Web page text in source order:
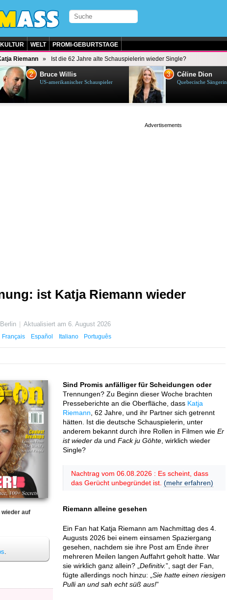
KULTUR WELT PROMI-GEBURTSTAGE
Riemann Ist die 62 Jahre alte Schauspielerin wieder Single?
2 Bruce Willis
US-amerikanischer Schauspieler
3 Céline Dion
Quebecische Sängerin
ist Katja Riemann wieder
Berlin Aktualisiert am6. August 2026
Français Español Italiano Português
wieder auf
.
Sind Promis anfälliger für Scheidungen oder
Trennungen? Zu Beginn dieser Woche brachten
Presseberichte an die Oberfläche, dass Katja
Riemann , 62 Jahre, und ihr Partner sich getrennt
hätten. Ist die deutsche Schauspielerin, unter
anderem bekannt durch ihre Rollen in Filmen wie Er
ist wieder da und Fack ju Göhte , wirklich wieder
Single?
Nachtrag vom 06.08.2026 : Es scheint, dass
das Gerücht unbegründet ist. (mehr erfahren)
Riemann alleine gesehen
Ein Fan hat Katja Riemann am Nachmittag des 4.
Augusts 2026 bei einem einsamen Spaziergang
gesehen, nachdem sie ihre Post am Ende ihrer
mehreren Meilen langen Auffahrt geholt hatte. War
sie wirklich ganz allein? „ Definitiv.”, sagt der Fan,
fügte allerdings noch hinzu: „ Sie hatte einen riesigen
Pulli an und sah echt süß aus!”